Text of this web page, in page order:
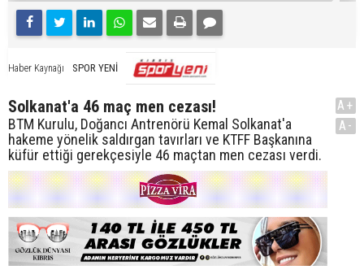
Haber Kaynağı SPOR YENİ
Solkanat'a 46 maç men cezası!
BTM Kurulu, Doğancı Antrenörü Kemal Solkanat'a
hakeme yönelik saldırgan tavırları ve KTFF Başkanına
küfür ettiği gerekçesiyle 46 maçtan men cezası verdi.
A+
A-